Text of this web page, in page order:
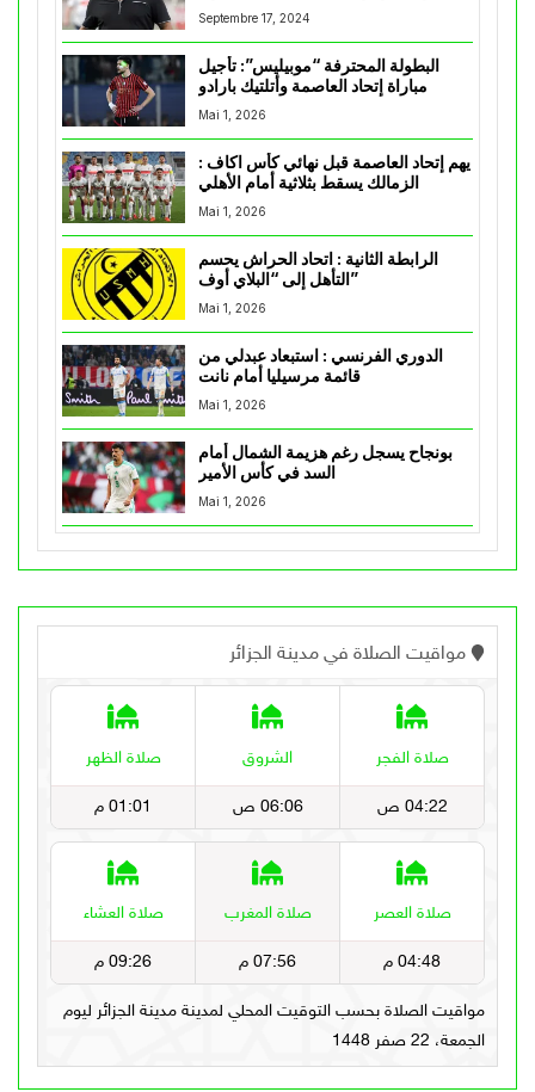
Septembre 17, 2024
البطولة المحترفة “موبيليس”: تأجيل
مباراة إتحاد العاصمة وأتلتيك بارادو
Mai 1, 2026
يهم إتحاد العاصمة قبل نهائي كأس اكاف :
Mai 1, 2026
الرابطة الثانية : اتحاد الحراش يحسم
التأهل إلى “البلاي أوف”
Mai 1, 2026
الدوري الفرنسي : استبعاد عبدلي من
قائمة مرسيليا أمام نانت
Mai 1, 2026
بونجاح يسجل رغم هزيمة الشمال أمام
السد في كأس الأمير
Mai 1, 2026